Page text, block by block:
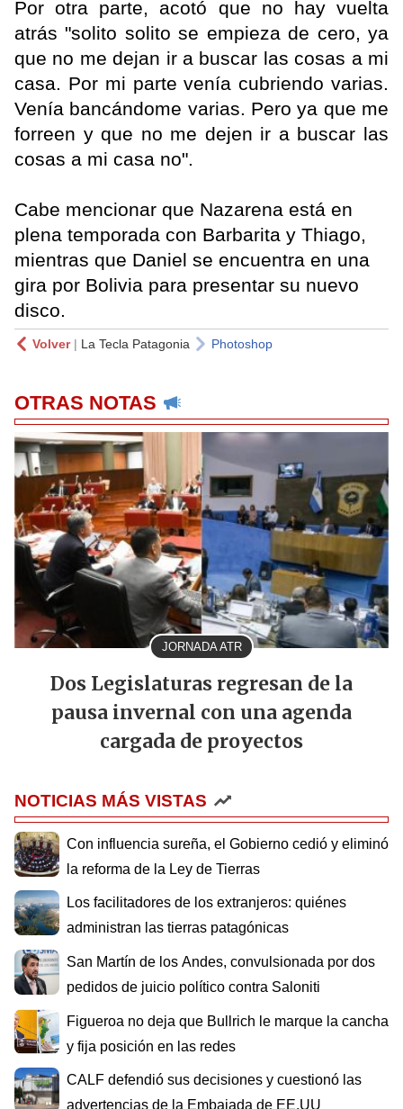
Por otra parte, acotó que no hay vuelta
atrás "solito solito se empieza de cero, ya
que no me dejan ir a buscar las cosas a mi
casa. Por mi parte venía cubriendo varias.
Venía bancándome varias. Pero ya que me
forreen y que no me dejen ir a buscar las
cosas a mi casa no".
Cabe mencionar que Nazarena está en
plena temporada con Barbarita y Thiago,
mientras que Daniel se encuentra en una
gira por Bolivia para presentar su nuevo
disco.
Volver| La Tecla Patagonia Photoshop
OTRAS NOTAS
JORNADA ATR
Dos Legislaturas regresan de la
pausa invernal con una agenda
cargada de proyectos
NOTICIAS MÁS VISTAS
Con influencia sureña, el Gobierno cedió y eliminó
la reforma de la Ley de Tierras
Los facilitadores de los extranjeros: quiénes
administran las tierras patagónicas
San Martín de los Andes, convulsionada por dos
pedidos de juicio político contra Saloniti
Figueroa no deja que Bullrich le marque la cancha
y fija posición en las redes
CALF defendió sus decisiones y cuestionó las
advertencias de la Embajada de EE.UU